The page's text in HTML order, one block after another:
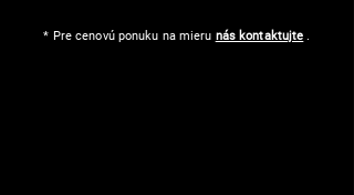
* Pre cenovú ponuku na mieru nás kontaktujte .